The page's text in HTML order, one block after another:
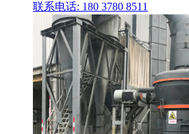
联系电话: 180 3780 8511